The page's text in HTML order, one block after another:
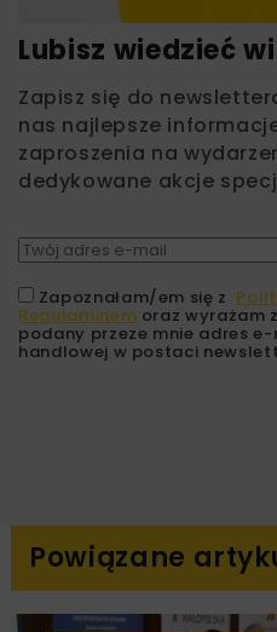
Lubisz wiedzieć
Zapisz się do
nas najlepsze
zaproszenia na
dedykowane akcje
Zapoznałam/em się z
Regulaminem oraz wyrażam
podany przeze mnie adres
handlowej w postaci
Powiązane